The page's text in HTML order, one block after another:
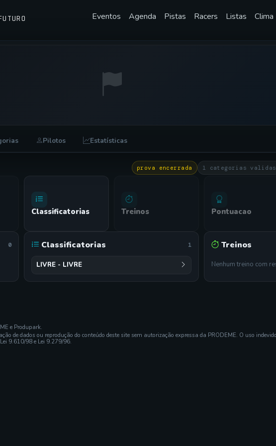
Eventos Agenda Pistas Racers Listas Clima
Pilotos Estatísticas
prova encerrada 1 categorias validas
Classificatorias Treinos Pontuacao
0 Classificatorias 1
LIVRE - LIVRE
Treinos
Nenhum treino com
e Produpark.
de dados ou reprodução do conteúdo deste site sem autorização expressa da PRODEME. O uso
9.610/98 e Lei 9.279/96.